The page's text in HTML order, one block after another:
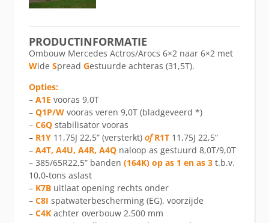
PRODUCTINFORMATIE
Ombouw Mercedes Actros/Arocs 6×2 naar 6×2 met
Wide Spread Gestuurde achteras (31,5T).
Opties:
– A1E vooras 9,0T
– Q1P/W vooras veren 9,0T (bladgeveerd *)
– C6Q stabilisator vooras
– R1Y 11,75J 22,5” (versterkt) ofR1T 11,75J 22,5”
– A4T, A4U, A4R, A4Q naloop as gestuurd 8,0T/9,0T
– 385/65R22,5” banden (164K) op as 1 en as 3 t.b.v.
10,0-tons aslast
– K7B uitlaat opening rechts onder
– C8I spatwaterbescherming (EG), voorzijde
– C4K achter overbouw 2.500 mm